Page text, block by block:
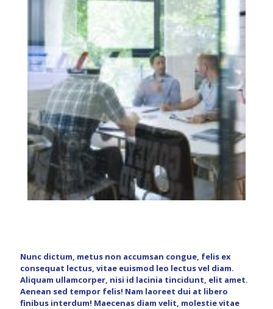
Nunc dictum, metus non accumsan congue, felis ex
consequat lectus, vitae euismod leo lectus vel diam.
Aliquam ullamcorper, nisi id lacinia tincidunt, elit amet.
Aenean sed tempor felis! Nam laoreet dui at libero
finibus interdum! Maecenas diam velit, molestie vitae